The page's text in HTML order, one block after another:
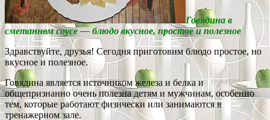
Говядина в
сметанном соусе — блюдо вкусное, простое и полезное
Здравствуйте, друзья! Сегодня приготовим блюдо простое, но
вкусное и полезное.
Говядина является источником железа и белка и
общепризнанно очень полезна детям и мужчинам, особенно
тем, которые работают физически или занимаются в
тренажерном зале.